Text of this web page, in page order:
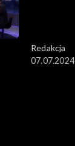
Redakcja
07.07.2024